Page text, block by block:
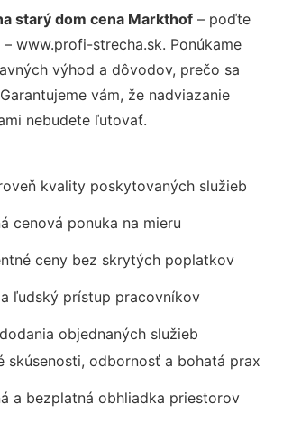
starý dom cena Markthof – poďte
www.profi-strecha.sk. Ponúkame
výhod a dôvodov, prečo sa
vám, že nadviazanie
nebudete ľutovať.
kvality poskytovaných služieb
cenová ponuka na mieru
ceny bez skrytých poplatkov
ľudský prístup pracovníkov
objednaných služieb
skúsenosti, odbornosť a bohatá prax
a bezplatná obhliadka priestorov